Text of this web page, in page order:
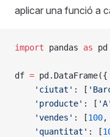
aplicar una funció a
import pandas as pd
df = pd.DataFrame({
    'ciutat'
: [
    'producte'
: [ 'A'
    'vendes'
: [100,
    'quantitat'
: [